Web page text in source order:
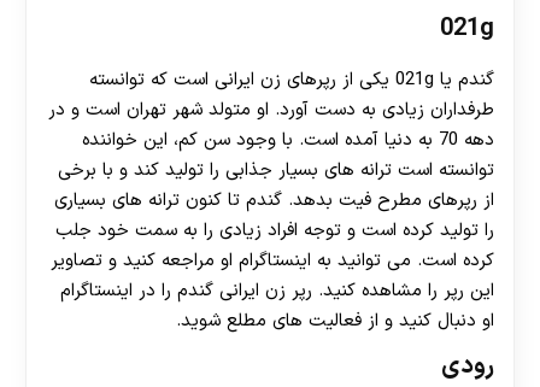
021g
گندم یا 021g یکی از رپرهای زن ایرانی است که توانسته
طرفداران زیادی به دست آورد. او متولد شهر تهران است و در
دهه 70 به دنیا آمده است. با وجود سن کم، این خواننده
توانسته است ترانه های بسیار جذابی را تولید کند و با برخی
از رپرهای مطرح فیت بدهد. گندم تا کنون ترانه های بسیاری
را تولید کرده است و توجه افراد زیادی را به سمت خود جلب
کرده است. می توانید به اینستاگرام او مراجعه کنید و تصاویر
این رپر را مشاهده کنید. رپر زن ایرانی گندم را در اینستاگرام
او دنبال کنید و از فعالیت های مطلع شوید.
رودی